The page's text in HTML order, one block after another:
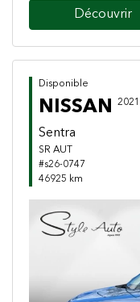
Découvrir
Disponible
NISSAN 2021
Sentra
SR AUT
#s26-0747
46925 km